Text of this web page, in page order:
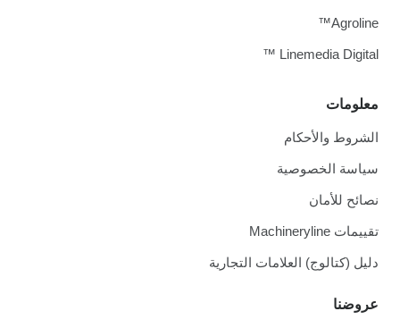
معلومات
الشروط والأحكام
سياسة الخصوصية
نصائح للأمان
تقييمات Machineryline
دليل (كتالوج) العلامات التجارية
عروضنا
Agroline™
Linemedia Digital ™